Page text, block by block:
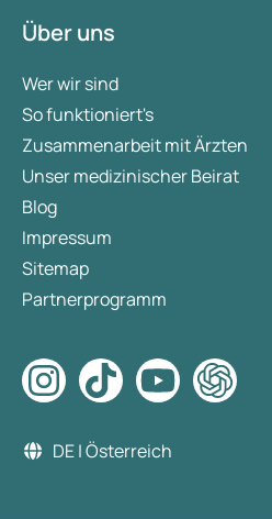
Über uns
Wer wir sind
So funktioniert's
Zusammenarbeit mit Ärzten
Unser medizinischer Beirat
Blog
Impressum
Sitemap
Partnerprogramm
DE | Österreich